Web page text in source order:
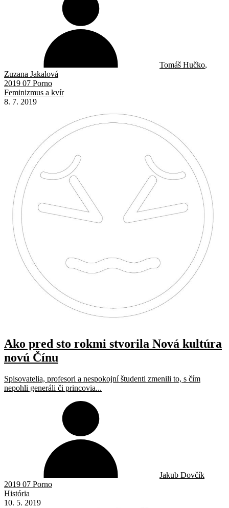
Tomáš Hučko,
Zuzana Jakalová
2019 07 Porno
Feminizmus a kvír
8. 7. 2019
Ako pred sto rokmi stvorila Nová kultúra
novú Čínu
Spisovatelia, profesori a nespokojní študenti zmenili to, s čím
nepohli generáli či princovia...
Jakub Dovčík
2019 07 Porno
História
10. 5. 2019